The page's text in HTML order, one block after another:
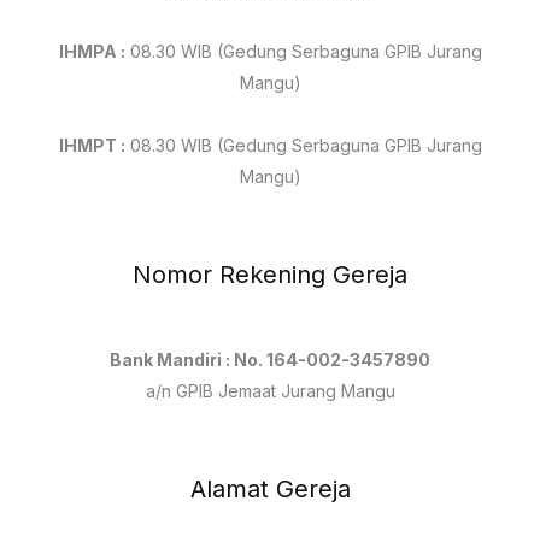
IHMPA : 08.30 WIB (Gedung Serbaguna GPIB Jurang
Mangu)
IHMPT : 08.30 WIB (Gedung Serbaguna GPIB Jurang
Mangu)
Nomor Rekening Gereja
Bank Mandiri : No. 164-002-3457890
a/n GPIB Jemaat Jurang Mangu
Alamat Gereja